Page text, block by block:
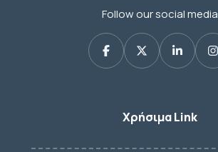
Follow our social media
Χρήσιμα Link